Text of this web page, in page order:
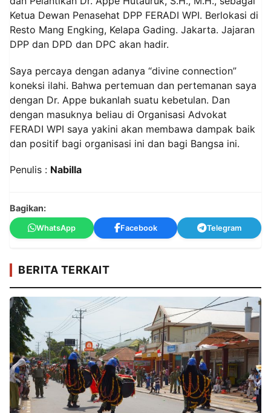
Ketua Dewan Penasehat DPP FERADI WPI. Berlokasi di
Resto Mang Engking, Kelapa Gading. Jakarta. Jajaran
DPP dan DPD dan DPC akan hadir.
Saya percaya dengan adanya “divine connection”
koneksi ilahi. Bahwa pertemuan dan pertemanan saya
dengan Dr. Appe bukanlah suatu kebetulan. Dan
dengan masuknya beliau di Organisasi Advokat
FERADI WPI saya yakini akan membawa dampak baik
dan positif bagi organisasi ini dan bagi Bangsa ini.
Penulis : Nabilla
Bagikan:
WhatsApp Facebook Telegram
BERITA TERKAIT